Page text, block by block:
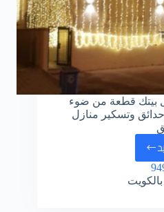
بيتك قطعة من ضوء
وتسكير منازل